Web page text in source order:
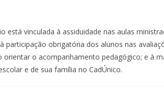
está vinculada à assiduidade nas aulas
participação obrigatória dos alunos nas
orientar o acompanhamento pedagógico; e à
e de sua família no CadÚnico.